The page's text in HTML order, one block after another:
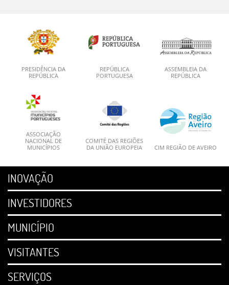
PRESIDÊNCIA DA
REPÚBLICA
REPÚBLICA
PORTUGUESA
ASSEMBLEIA DA
REPÚBLICA
ASSOCIAÇÃO
NACIONAL DE
MUNICÍPIOS
COMITÉ DAS REGIÕES
DA UNIÃO EUROPEIA
CIM REGIÃO DE AVEIRO
INOVAÇÃO
INVESTIDORES
MUNICÍPIO
VISITANTES
SERVIÇOS